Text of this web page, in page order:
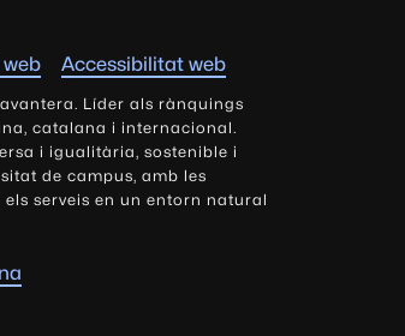
Accessibilitat web
Líder als rànquings
catalana i internacional.
i igualitària, sostenible i
de campus, amb les
serveis en un entorn natural